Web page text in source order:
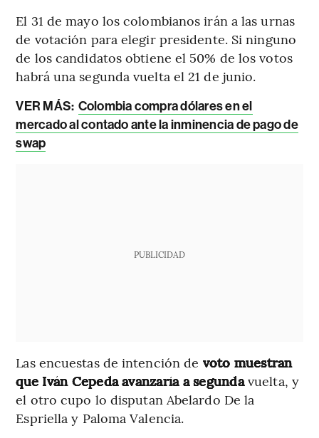
El 31 de mayo los colombianos irán a las urnas
de votación para elegir presidente. Si ninguno
de los candidatos obtiene el 50% de los votos
habrá una segunda vuelta el 21 de junio.
VER MÁS: Colombia compra dólares en el
mercado al contado ante la inminencia de pago de
swap
PUBLICIDAD
Las encuestas de intención de voto muestran
que Iván Cepeda avanzaría a segundavuelta, y
el otro cupo lo disputan Abelardo De la
Espriella y Paloma Valencia.